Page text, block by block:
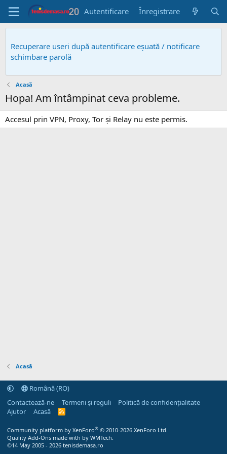
Autentificare Înregistrare
Recuperare useri după autentificare eșuată / notificare
schimbare parolă
Acasă
Hopa! Am întâmpinat ceva probleme.
Accesul prin VPN, Proxy, Tor și Relay nu este permis.
Acasă
Română (RO)
Contactează-ne
Termeni și reguli
Politică de confidențialitate
Ajutor
Acasă
R
Community platform by XenForo® © 2010-2026 XenForo Ltd.
Quality Add-Ons made with by WMTech.
©14 May 2005 - 2026 tenisdemasa.ro